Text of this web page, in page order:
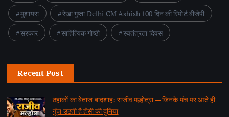
मुशायरा
रेखा गुप्ता Delhi CM Ashish 100 दिन की रिपोर्ट बीजेपी
सरकार
साहित्यिक गोष्ठी स्वतंत्रता दिवस
Recent Post
ठहाकों का बेताज बादशाह: राजीव मल्होत्रा — जिनके मंच पर आते ही
गूंज उठती है हँसी की दुनिया